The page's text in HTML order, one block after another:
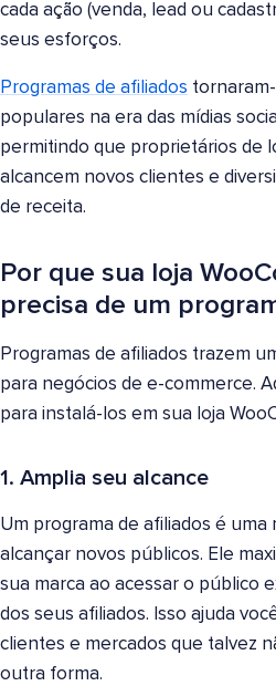
cada ação (venda, lead ou
seus esforços.
Programas de afiliados
populares na era das mídias
permitindo que proprietários de
alcancem novos clientes e
de receita.
Por que sua loja
precisa de um
Programas de afiliados trazem
para negócios de e-commerce.
para instalá-los em sua loja
1. Amplia seu alcance
Um programa de afiliados é uma
alcançar novos públicos. Ele
sua marca ao acessar o público
dos seus afiliados. Isso ajuda
clientes e mercados que talvez
outra forma.